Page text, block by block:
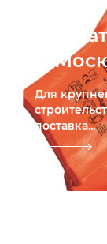
г
Для
поставка...